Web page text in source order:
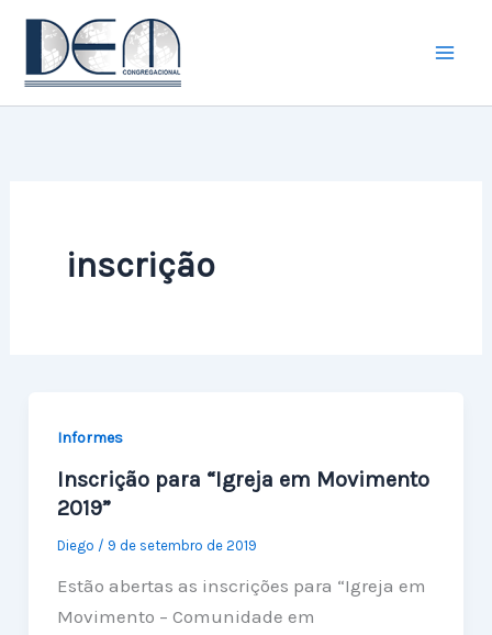
conteúdo
inscrição
Informes
Inscrição para “Igreja em Movimento
2019”
Diego / 9 de setembro de 2019
Estão abertas as inscrições para “Igreja em
Movimento – Comunidade em